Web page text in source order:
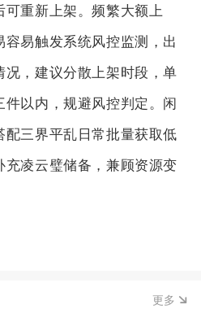
重新上架。频繁大额上
易触发系统风控监测，出
，建议分散上架时段，单
以内，规避风控判定。闲
三界平乱日常批量获取低
凌云璧储备，兼顾资源变
更多